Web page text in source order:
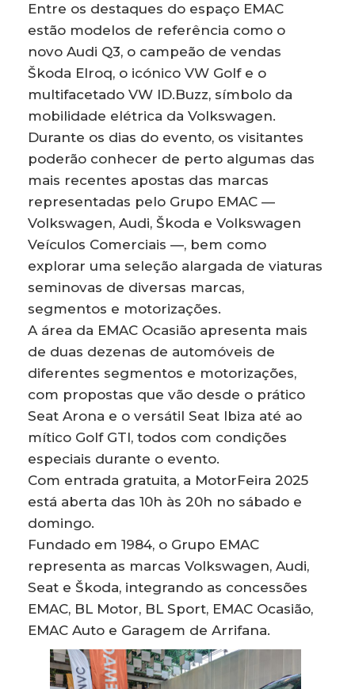
Entre os destaques do espaço EMAC
estão modelos de referência como o
novo Audi Q3, o campeão de vendas
Škoda Elroq, o icónico VW Golf e o
multifacetado VW ID.Buzz, símbolo da
mobilidade elétrica da Volkswagen.
Durante os dias do evento, os visitantes
poderão conhecer de perto algumas das
mais recentes apostas das marcas
representadas pelo Grupo EMAC —
Volkswagen, Audi, Škoda e Volkswagen
Veículos Comerciais —, bem como
explorar uma seleção alargada de viaturas
seminovas de diversas marcas,
segmentos e motorizações.
A área da EMAC Ocasião apresenta mais
de duas dezenas de automóveis de
diferentes segmentos e motorizações,
com propostas que vão desde o prático
Seat Arona e o versátil Seat Ibiza até ao
mítico Golf GTI, todos com condições
especiais durante o evento.
Com entrada gratuita, a MotorFeira 2025
está aberta das 10h às 20h no sábado e
domingo.
Fundado em 1984, o Grupo EMAC
representa as marcas Volkswagen, Audi,
Seat e Škoda, integrando as concessões
EMAC, BL Motor, BL Sport, EMAC Ocasião,
EMAC Auto e Garagem de Arrifana.